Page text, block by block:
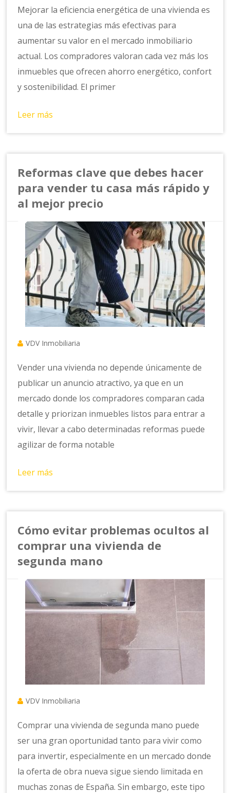
Mejorar la eficiencia energética de una vivienda es
una de las estrategias más efectivas para
aumentar su valor en el mercado inmobiliario
actual. Los compradores valoran cada vez más los
inmuebles que ofrecen ahorro energético, confort
y sostenibilidad. El primer
Leer más
Reformas clave que debes hacer
para vender tu casa más rápido y
al mejor precio
VDV Inmobiliaria
Vender una vivienda no depende únicamente de
publicar un anuncio atractivo, ya que en un
mercado donde los compradores comparan cada
detalle y priorizan inmuebles listos para entrar a
vivir, llevar a cabo determinadas reformas puede
agilizar de forma notable
Leer más
Cómo evitar problemas ocultos al
comprar una vivienda de
segunda mano
VDV Inmobiliaria
Comprar una vivienda de segunda mano puede
ser una gran oportunidad tanto para vivir como
para invertir, especialmente en un mercado donde
la oferta de obra nueva sigue siendo limitada en
muchas zonas de España. Sin embargo, este tipo